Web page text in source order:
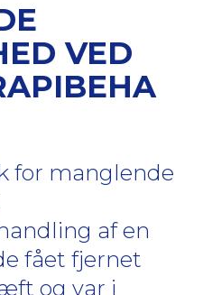
VED
for manglende
af en
fået fjernet
og var i